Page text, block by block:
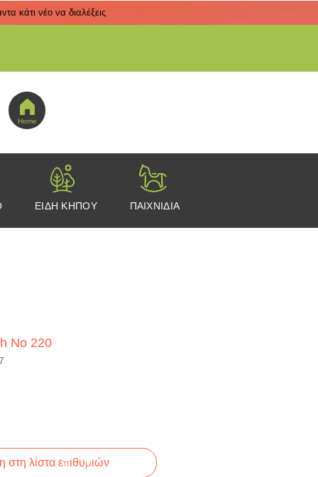
κάτι νέο να διαλέξεις
Home
ΕΙΔΗ ΚΗΠΟΥ ΠΑΙΧΝΙΔΙΑ
No 220
στη λίστα επιθυμιών